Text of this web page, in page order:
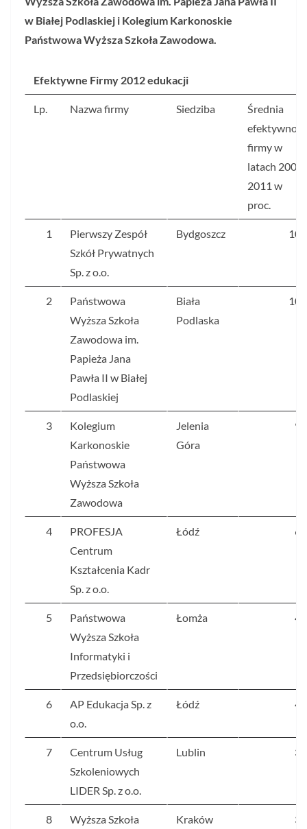
w Białej Podlaskiej i Kolegium Karkonoskie
Państwowa Wyższa Szkoła Zawodowa.
Efektywne Firmy 2012 edukacji
Lp. Nazwa firmy Siedziba
Średnia
efektywność
firmy w
latach 2008-
2011 w
proc.
1
Pierwszy Zespół
Szkół Prywatnych
Sp. z o.o.
Bydgoszcz 108
2
Państwowa
Wyższa Szkoła
Zawodowa im.
Papieża Jana
Pawła II w Białej
Podlaskiej
Biała
Podlaska
106
3
Kolegium
Karkonoskie
Państwowa
Wyższa Szkoła
Zawodowa
Jelenia
Góra
90
4
PROFESJA
Centrum
Kształcenia Kadr
Sp. z o.o.
Łódź 63
5
Państwowa
Wyższa Szkoła
Informatyki i
Przedsiębiorczości
Łomża 44
6
AP Edukacja Sp. z
o.o.
Łódź 43
7
Centrum Usług
Szkoleniowych
LIDER Sp. z o.o.
Lublin 34
8 Wyższa Szkoła Kraków 33